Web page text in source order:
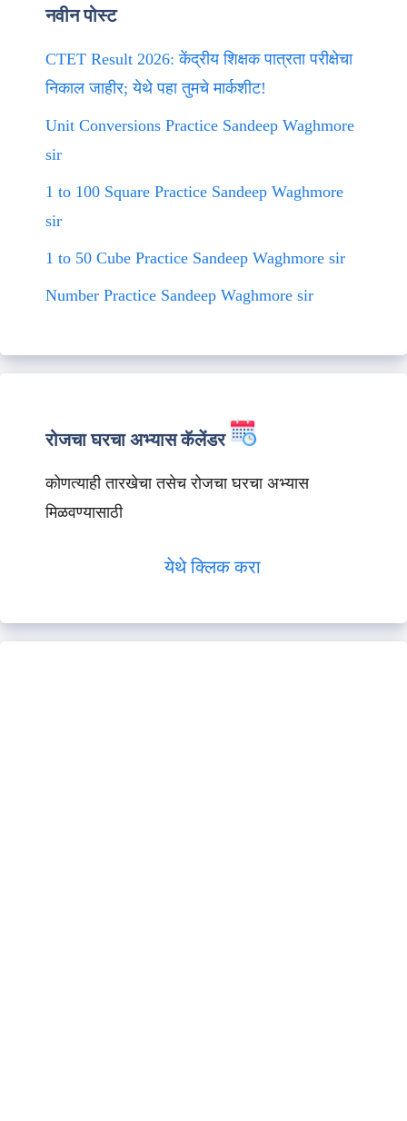
नवीन पोस्ट
CTET Result 2026: केंद्रीय शिक्षक पात्रता परीक्षेचा
निकाल जाहीर; येथे पहा तुमचे मार्कशीट!
Unit Conversions Practice Sandeep Waghmore
sir
1 to 100 Square Practice Sandeep Waghmore
sir
1 to 50 Cube Practice Sandeep Waghmore sir
Number Practice Sandeep Waghmore sir
रोजचा घरचा अभ्यास कॅलेंडर
कोणत्याही तारखेचा तसेच रोजचा घरचा अभ्यास
मिळवण्यासाठी
येथे क्लिक करा